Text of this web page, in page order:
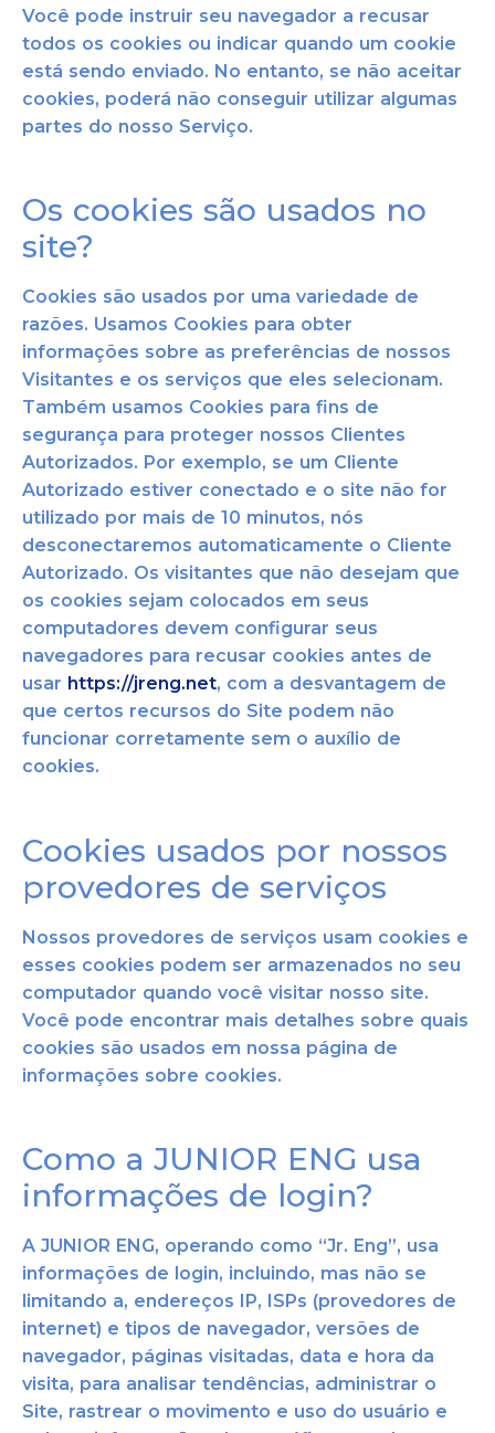
Você pode instruir seu navegador a recusar
todos os cookies ou indicar quando um cookie
está sendo enviado. No entanto, se não aceitar
cookies, poderá não conseguir utilizar algumas
partes do nosso Serviço.
Os cookies são usados no
site?
Cookies são usados por uma variedade de
razões. Usamos Cookies para obter
informações sobre as preferências de nossos
Visitantes e os serviços que eles selecionam.
Também usamos Cookies para fins de
segurança para proteger nossos Clientes
Autorizados. Por exemplo, se um Cliente
Autorizado estiver conectado e o site não for
utilizado por mais de 10 minutos, nós
desconectaremos automaticamente o Cliente
Autorizado. Os visitantes que não desejam que
os cookies sejam colocados em seus
computadores devem configurar seus
navegadores para recusar cookies antes de
usar https://jreng.net, com a desvantagem de
que certos recursos do Site podem não
funcionar corretamente sem o auxílio de
cookies.
Cookies usados por nossos
provedores de serviços
Nossos provedores de serviços usam cookies e
esses cookies podem ser armazenados no seu
computador quando você visitar nosso site.
Você pode encontrar mais detalhes sobre quais
cookies são usados em nossa página de
informações sobre cookies.
Como a JUNIOR ENG usa
informações de login?
A JUNIOR ENG, operando como “Jr. Eng”, usa
informações de login, incluindo, mas não se
limitando a, endereços IP, ISPs (provedores de
internet) e tipos de navegador, versões de
navegador, páginas visitadas, data e hora da
visita, para analisar tendências, administrar o
Site, rastrear o movimento e uso do usuário e